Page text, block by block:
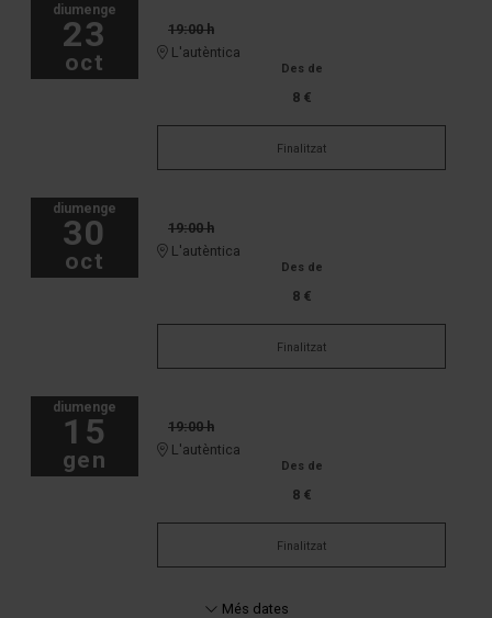
diumenge
23
oct
19:00 h
L'autèntica
Des de
8 €
Finalitzat
diumenge
30
oct
19:00 h
L'autèntica
Des de
8 €
Finalitzat
diumenge
15
gen
19:00 h
L'autèntica
Des de
8 €
Finalitzat
Més dates